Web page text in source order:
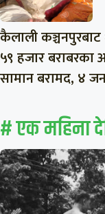
कैलाली
५९ हजार बराबरका
सामान बरामद, ४
# एक महिना